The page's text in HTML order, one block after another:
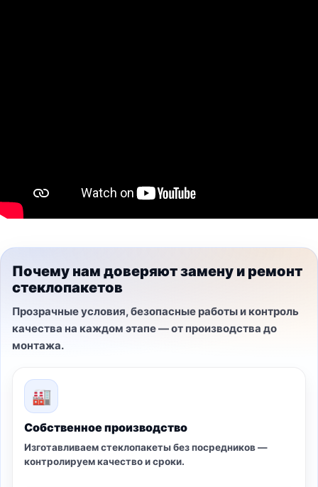
Почему нам доверяют замену и ремонт
стеклопакетов
Прозрачные условия, безопасные работы и контроль
качества на каждом этапе — от производства до
монтажа.
🏭
Собственное производство
Изготавливаем стеклопакеты без посредников —
контролируем качество и сроки.